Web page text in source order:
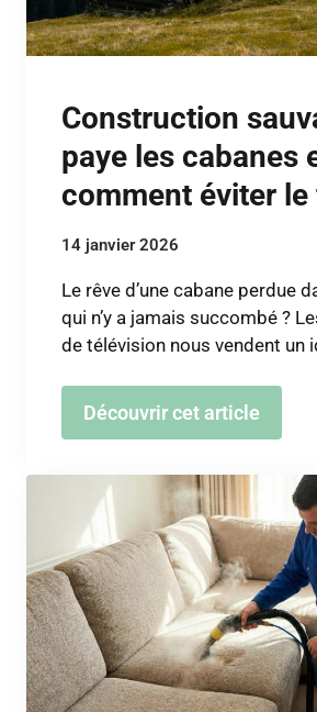
Construction
paye les cabanes
comment éviter le
14 janvier 2026
Le rêve d’une cabane perdue
qui n’y a jamais succombé ?
de télévision nous vendent un
Découvrir cet article